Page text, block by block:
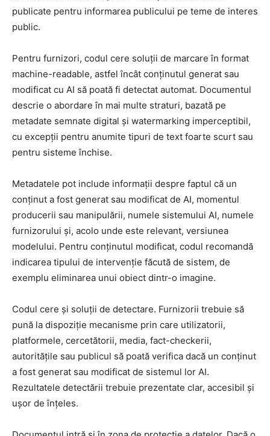
publicate pentru informarea publicului pe teme de interes
public.
Pentru furnizori, codul cere soluții de marcare în format
machine-readable, astfel încât conținutul generat sau
modificat cu AI să poată fi detectat automat. Documentul
descrie o abordare în mai multe straturi, bazată pe
metadate semnate digital și watermarking imperceptibil,
cu excepții pentru anumite tipuri de text foarte scurt sau
pentru sisteme închise.
Metadatele pot include informații despre faptul că un
conținut a fost generat sau modificat de AI, momentul
producerii sau manipulării, numele sistemului AI, numele
furnizorului și, acolo unde este relevant, versiunea
modelului. Pentru conținutul modificat, codul recomandă
indicarea tipului de intervenție făcută de sistem, de
exemplu eliminarea unui obiect dintr-o imagine.
Codul cere și soluții de detectare. Furnizorii trebuie să
pună la dispoziție mecanisme prin care utilizatorii,
platformele, cercetătorii, media, fact-checkerii,
autoritățile sau publicul să poată verifica dacă un conținut
a fost generat sau modificat de sistemul lor AI.
Rezultatele detectării trebuie prezentate clar, accesibil și
ușor de înțeles.